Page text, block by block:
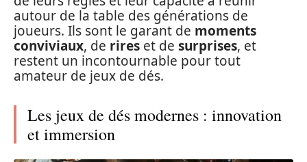
autour de la table des générations de
joueurs. Ils sont le garant de moments
conviviaux, de rires et de surprises, et
restent un incontournable pour tout
amateur de jeux de dés.
Les jeux de dés modernes : innovation
et immersion